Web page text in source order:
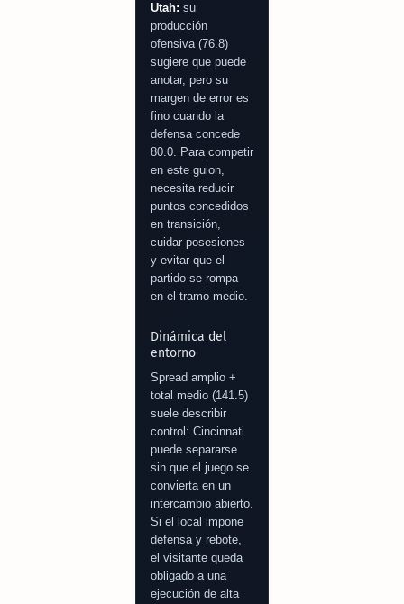
Utah: su
producción
ofensiva (76.8)
sugiere que puede
anotar, pero su
margen de error es
fino cuando la
defensa concede
80.0. Para competir
en este guion,
necesita reducir
puntos concedidos
en transición,
cuidar posesiones
y evitar que el
partido se rompa
en el tramo medio.
Dinámica del
entorno
Spread amplio +
total medio (141.5)
suele describir
control: Cincinnati
puede separarse
sin que el juego se
convierta en un
intercambio abierto.
Si el local impone
defensa y rebote,
el visitante queda
obligado a una
ejecución de alta